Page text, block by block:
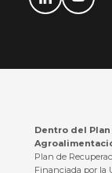
Dentro del
Plan de
Financiada por la